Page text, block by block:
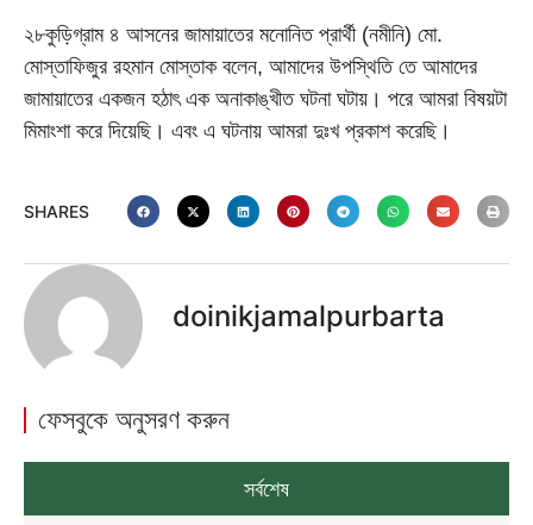
২৮কুড়িগ্রাম ৪ আসনের জামায়াতের মনোনিত প্রার্থী (নমীনি) মো.
মোস্তাফিজুর রহমান মোস্তাক বলেন, আমাদের উপস্থিতি তে আমাদের
জামায়াতের একজন হঠাৎ এক অনাকাঙ্খীত ঘটনা ঘটায়। পরে আমরা বিষয়টা
মিমাংশা করে দিয়েছি। এবং এ ঘটনায় আমরা দুঃখ প্রকাশ করেছি।
SHARES
doinikjamalpurbarta
ফেসবুকে অনুসরণ করুন
সর্বশেষ